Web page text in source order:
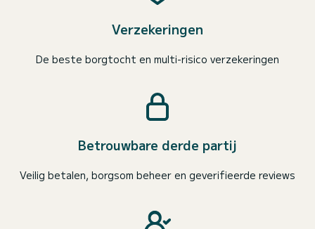
Verzekeringen
De beste borgtocht en multi-risico verzekeringen
Betrouwbare derde partij
Veilig betalen, borgsom beheer en geverifieerde reviews